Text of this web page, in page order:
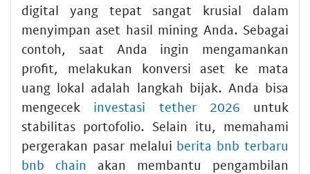
digital yang tepat sangat krusial dalam
menyimpan aset hasil mining Anda. Sebagai
contoh, saat Anda ingin mengamankan
profit, melakukan konversi aset ke mata
uang lokal adalah langkah bijak. Anda bisa
mengecek investasi tether 2026 untuk
stabilitas portofolio. Selain itu, memahami
pergerakan pasar melalui berita bnb terbaru
bnb chain akan membantu pengambilan